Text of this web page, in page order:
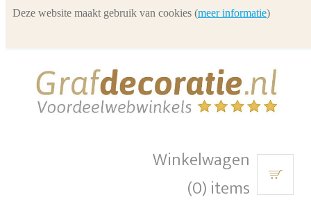
Winkelwagen
(0) items
Deze website maakt gebruik van cookies (meer informatie)